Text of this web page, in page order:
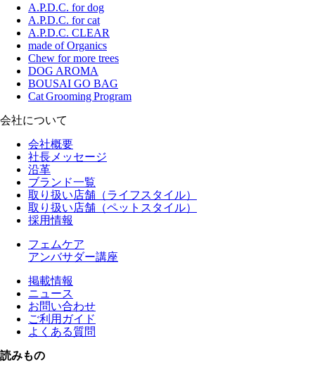
A.P.D.C. for dog
A.P.D.C. for cat
A.P.D.C. CLEAR
made of Organics
Chew for more trees
DOG AROMA
BOUSAI GO BAG
Cat Grooming Program
会社について
会社概要
社長メッセージ
沿革
ブランド一覧
取り扱い店舗（ライフスタイル）
取り扱い店舗（ペットスタイル）
採用情報
フェムケア
アンバサダー講座
掲載情報
ニュース
お問い合わせ
ご利用ガイド
よくある質問
読みもの